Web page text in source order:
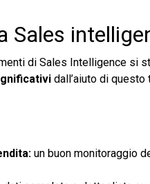
Sales
di Sales Intelligence si
dall’aiuto di
un buon monitoraggio